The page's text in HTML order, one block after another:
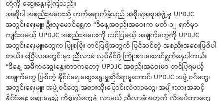
တို့ကို ဆွေးနွေးခဲ့ကြသည်။
အဆိုပါ အစည်းအဝေးသို့ တက်ရောက်ခဲ့သည့် အစိုးရအစုအဖွဲ့မှ UPDJC
အတွင်းရေးမှူး ဦးလှမောင်ရွှေက “ဒီနေ့အစည်းအဝေးက မတ် ၁၂ ရက်မှာ
ကျင်းပမယ့် UPDJC အစည်းအဝေးကို တင်ပြမယ့် အချက်တွေကို UPDJC
အတွင်းရေးမှူးတွေက ပြုစုပြီး တင်ပြဖို့အတွက် ပြင်ဆင်တဲ့ အစည်းအဝေးဖြစ်ပါ
တယ်။ ဧပြီလအတွင်းမှာ ညီလာခံ လုပ်နိုင်ဖို့ ကြိုးစားဆောင်ရွက်နေပါတယ်။
“ဒီနေ့ အဓိကဆွေးနွေးတာကတော့ UPDJC အစည်းအဝေးမှာ တင်ပြရမယ့်
အချက်တွေ ဖြစ်တဲ့ နိုင်ငံရေးဆွေးနွေးမှုဆိုင်ရာမူဘောင်၊ UPDJC အဖွဲ့ဝင်တွေ၊
အတွင်းရေးမှူး အဖွဲ့ဝင်တွေ အစားထိုးပြောင်းလဲတာတွေ၊ အမျိုးသားအဆင့်
နိုင်ငံရေး ဆွေးနွေးပွဲ ကိစ္စရပ်တွေနဲ့ လာမယ့် ညီလာခံအတွက် လိုအပ်တာတွေ